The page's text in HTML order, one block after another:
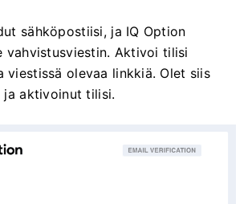
sähköpostiisi, ja IQ Option
vahvistusviestin. Aktivoi tilisi
viestissä olevaa linkkiä. Olet siis
aktivoinut tilisi.